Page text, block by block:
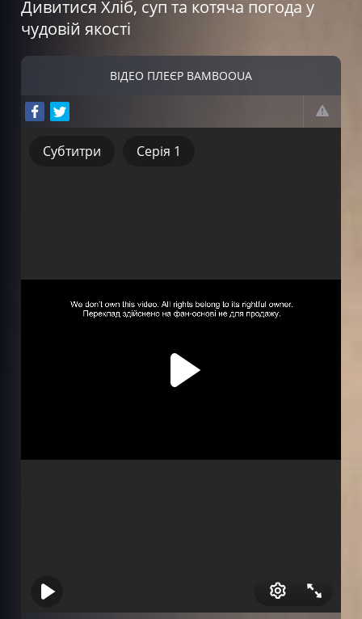
Дивитися Хліб, суп та котяча погода у
чудовій якості
ВІДЕО ПЛЕЄР BAMBOOUA
Серія 1
Субтитри